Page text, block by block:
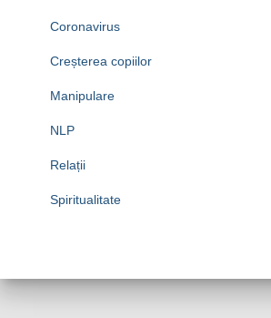
Coronavirus
Creșterea copiilor
Manipulare
NLP
Relații
Spiritualitate